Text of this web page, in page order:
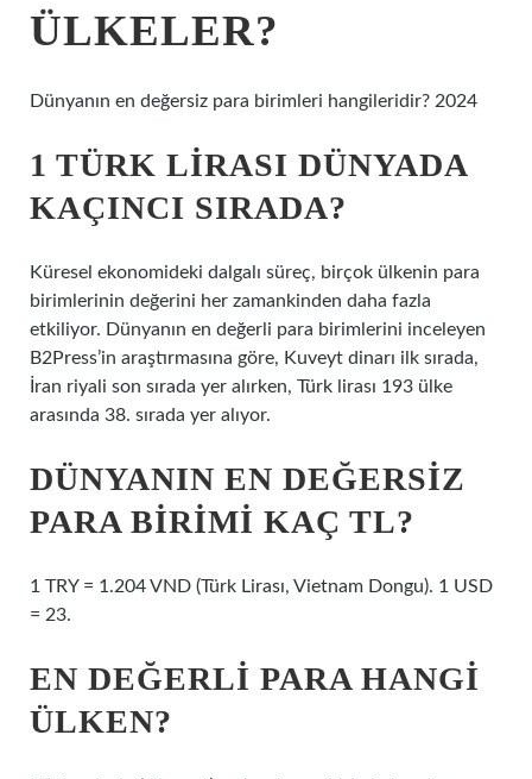
ÜLKELER?
Dünyanın en değersiz para birimleri hangileridir? 2024
1 TÜRK LIRASI DÜNYADA
KAÇINCI SIRADA?
Küresel ekonomideki dalgalı süreç, birçok ülkenin para
birimlerinin değerini her zamankinden daha fazla
etkiliyor. Dünyanın en değerli para birimlerini inceleyen
B2Press’in araştırmasına göre, Kuveyt dinarı ilk sırada,
İran riyali son sırada yer alırken, Türk lirası 193 ülke
arasında 38. sırada yer alıyor.
DÜNYANIN EN DEĞERSIZ
PARA BIRIMI KAÇ TL?
1 TRY = 1.204 VND (Türk Lirası, Vietnam Dongu). 1 USD
= 23.
EN DEĞERLI PARA HANGI
ÜLKEN?